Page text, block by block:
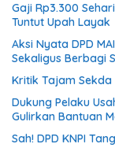
Gaji Rp3.300
Tuntut Upah Layak
Aksi Nyata DPD
Sekaligus Berbagi
Kritik Tajam Sekda
Dukung Pelaku
Gulirkan Bantuan
Sah! DPD KNPI